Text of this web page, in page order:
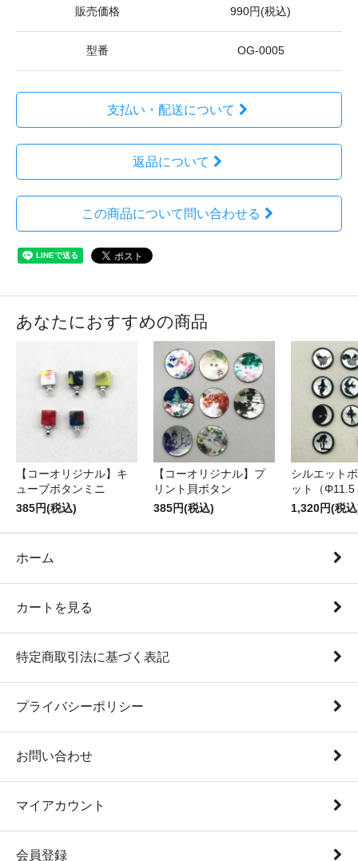
販売価格 990円(税込)
型番 OG-0005
支払い・配送について
返品について
この商品について問い合わせる
あなたにおすすめの商品
【コーオリジナル】キ
ューブボタンミニ
385円(税込)
【コーオリジナル】プ
リント貝ボタン
385円(税込)
シルエット
ット（Φ11.5
1,320円(税
ホーム
カートを見る
特定商取引法に基づく表記
プライバシーポリシー
お問い合わせ
マイアカウント
会員登録